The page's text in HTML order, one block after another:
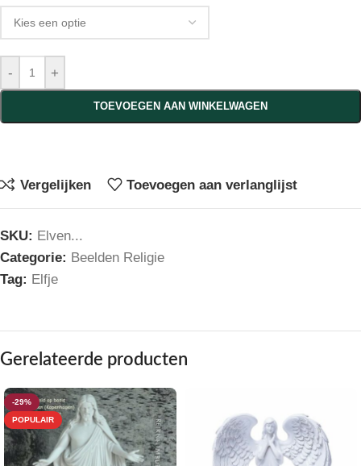
- +
TOEVOEGEN AAN WINKELWAGEN
Vergelijken Toevoegen aan verlanglijst
SKU: Elven...
Categorie: Beelden Religie
Tag: Elfje
Gerelateerde producten
-29%
POPULAIR